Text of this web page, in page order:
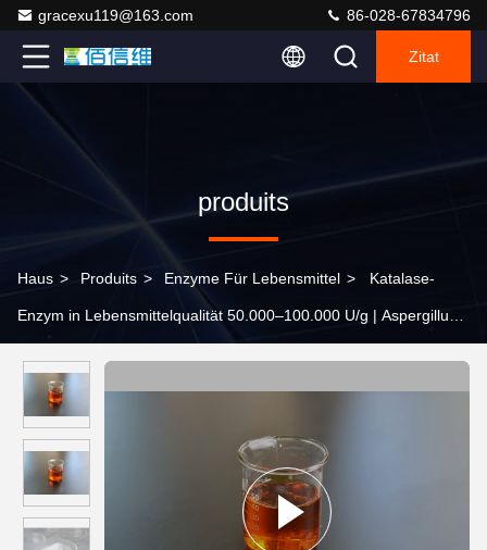
gracexu119@163.com 86-028-67834796
Zitat
produits
Haus > Produits > Enzyme Für Lebensmittel > Katalase-
Enzym in Lebensmittelqualität 50.000–100.000 U/g | Aspergillus
Milchprodukte, Backwaren, Eier und Getränke | ISO22000
Fabrikpulver und Flüssigkeit OEM ODM